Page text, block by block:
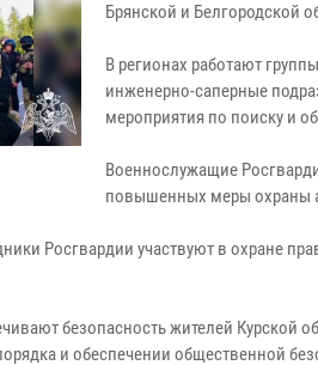
Брянской и Белгородской
В регионах работают
инженерно-саперные
мероприятия по поиску и
Военнослужащие
повышенных меры охраны
Росгвардии участвуют в охране
безопасность жителей
и обеспечении общественной